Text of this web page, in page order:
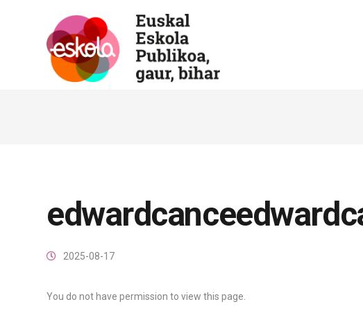
2025-08-17
You do not have permission to view this page.